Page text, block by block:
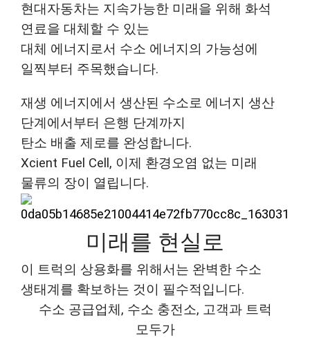
현대자동차는 지속가능한 미래을 위해 화석
연료을 대체할 수 있는
대체 에너지로서 수소 에너지의 가능성에
일찍부터 주목했습니다.
재생 에너지에서 생산된 수소로 에너지 생산
단계에서부터 은행 단계까지
탄소 배출 제로를 완성합니다.
Xcient Fuel Cell, 이제 환경오염 없는 미래
물류의 장이 열립니다.
미래를 현실로
이 트럭의 상용화를 위해서는 완벽한 수소
생태계를 확보하는 것이 필수적입니다.
수소 공급업체, 수소 충전소, 고객과 트럭
모두가